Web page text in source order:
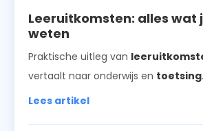
Leeruitkomsten: alles wat
weten
Praktische uitleg van
vertaalt naar onderwijs en toetsing.
Lees artikel